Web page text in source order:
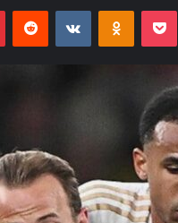
PinterestReddit VKontakte